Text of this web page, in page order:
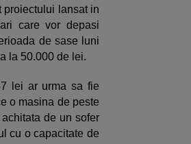
proiectului lansat in
care vor depasi
de sase luni
la 50.000 de lei.
lei ar urma sa fie
o masina de peste
de un sofer
cu o capacitate de